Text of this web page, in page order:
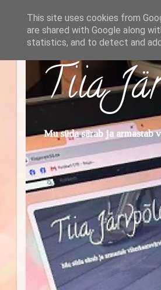
Tiia
Mu süda särab ja
This site uses cookies from
are shared with Google along
statistics, and to detect and